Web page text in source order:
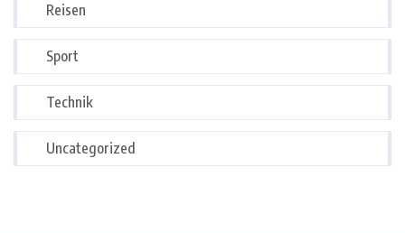
Reisen
Sport
Technik
Uncategorized